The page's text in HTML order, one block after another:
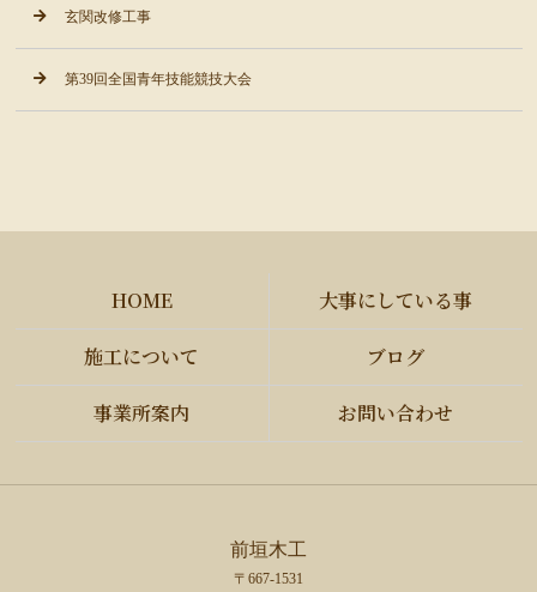
玄関改修工事
第39回全国青年技能競技大会
HOME 大事にしている事
施工について ブログ
事業所案内 お問い合わせ
前垣木工
〒667-1531